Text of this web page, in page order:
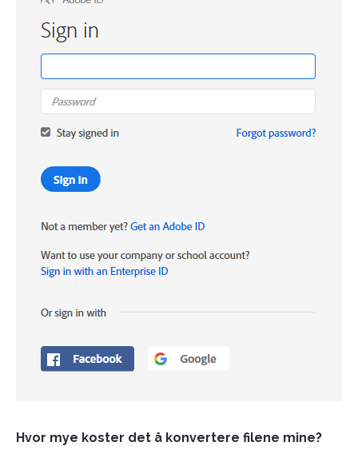
Hvor mye koster det å konvertere filene mine?